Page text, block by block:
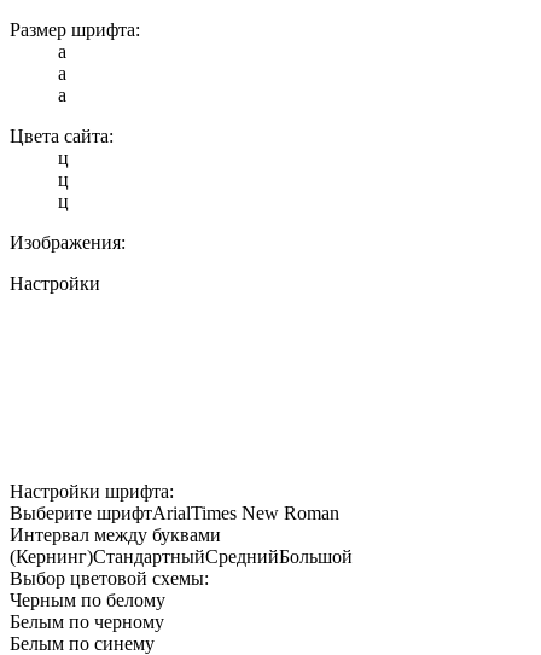
Размер шрифта:
a
a
a
Цвета сайта:
ц
ц
ц
Изображения:
Настройки
Настройки шрифта:
Выберите шрифтArialTimes New Roman
Интервал между буквами
(Кернинг)СтандартныйСреднийБольшой
Выбор цветовой схемы:
Черным по белому
Белым по черному
Белым по синему